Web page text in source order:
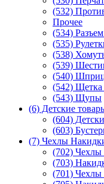
(532)
Прочее
(534)
(535)
(538)
(539)
(540)
(542) Щетка
(543) Щупы
(6) Детские
(604)
(603)
(7) Чехлы
(702) Чехлы
(703)
(701)